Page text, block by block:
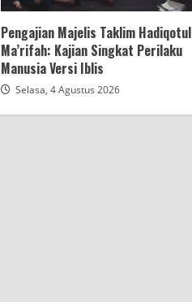
Pengajian Majelis Taklim Hadiqotul
Ma’rifah: Kajian Singkat Perilaku
Manusia Versi Iblis
Selasa, 4 Agustus 2026